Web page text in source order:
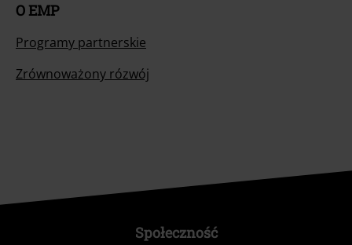
O EMP
Programy partnerskie
Zrównoważony rózwój
Społeczność